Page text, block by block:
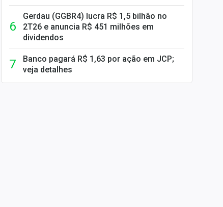
Gerdau (GGBR4) lucra R$ 1,5 bilhão no
2T26 e anuncia R$ 451 milhões em
dividendos
Banco pagará R$ 1,63 por ação em JCP;
veja detalhes